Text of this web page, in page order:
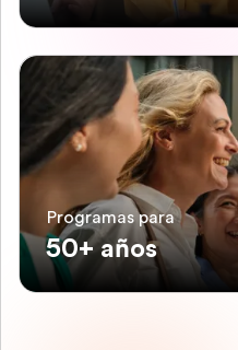
Programas para
50+ años